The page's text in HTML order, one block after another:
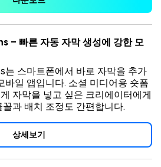
– 빠른 자동 자막 생성에 강한 모
는 스마트폰에서 바로 자막을 추가
바일 앱입니다. 소셜 미디어용 숏폼
자막을 넣고 싶은 크리에이터에게
꼴과 배치 조정도 간편합니다.
상세보기